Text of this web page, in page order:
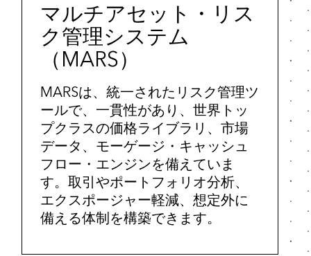
マルチアセット・リス
ク管理システム
（MARS）
MARSは、統一されたリスク管理ツ
ールで、一貫性があり、世界トッ
プクラスの価格ライブラリ、市場
データ、モーゲージ・キャッシュ
フロー・エンジンを備えていま
す。取引やポートフォリオ分析、
エクスポージャー軽減、想定外に
備える体制を構築できます。